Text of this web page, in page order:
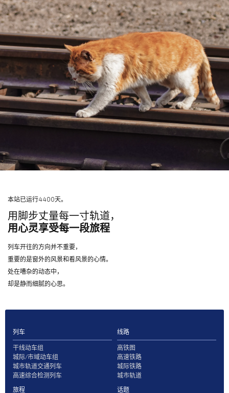
本站已运行4400天。
用脚步丈量每一寸轨道，
用心灵享受每一段旅程
列车开往的方向并不重要，
重要的是窗外的风景和看风景的心情。
处在嘈杂的动态中，
却是静而细腻的心思。
列车
干线动车组
城际/市域动车组
城市轨道交通列车
高速综合检测列车
线路
高铁图
高速铁路
城际铁路
城市轨道
旅程
话题